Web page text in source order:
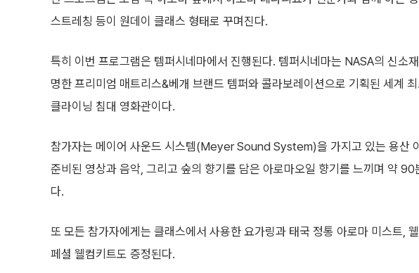
스트레칭 등이 원데이 클래스 형태로 꾸며진다.
특히 이번 프로그램은 템퍼시네마에서 진행된다. 템퍼시네마는 NASA의 신소
명한 프리미엄 매트리스&베개 브랜드 템퍼와 콜라보레이션으로 기획된 세계 최
클라이닝 침대 영화관이다.
참가자는 메이어 사운드 시스템(Meyer Sound System)을 가지고 있는 용산
준비된 영상과 음악, 그리고 숲의 향기를 담은 아로마오일 향기를 느끼며 약
다.
또 모든 참가자에게는 클래스에서 사용한 요가링과 태국 정통 아로마 미스트,
페셜 웰컴키트도 증정된다.